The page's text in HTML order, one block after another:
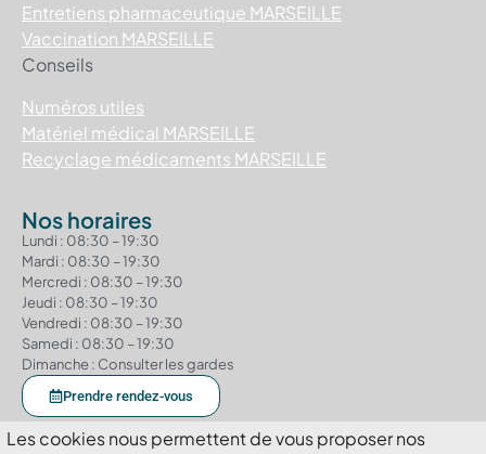
Entretiens pharmaceutique MARSEILLE
Vaccination MARSEILLE
Conseils
Numéros utiles
Matériel médical MARSEILLE
Recyclage médicaments MARSEILLE
Nos horaires
Lundi : 08:30 – 19:30
Mardi : 08:30 – 19:30
Mercredi : 08:30 – 19:30
Jeudi : 08:30 – 19:30
Vendredi : 08:30 – 19:30
Samedi : 08:30 – 19:30
Dimanche : Consulter les gardes
Prendre rendez-vous
Les cookies nous permettent de vous proposer nos